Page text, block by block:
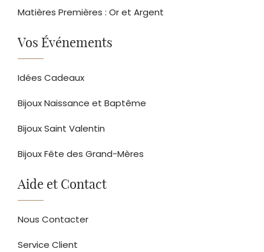
Matières Premières : Or et Argent
Vos Événements
Idées Cadeaux
Bijoux Naissance et Baptême
Bijoux Saint Valentin
Bijoux Fête des Grand-Mères
Aide et Contact
Nous Contacter
Service Client